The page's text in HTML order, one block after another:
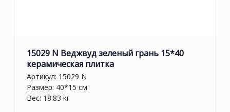
15029 N Веджвуд зеленый грань 15*40
керамическая плитка
Артикул: 15029 N
Размер: 40*15 см
Вес: 18.83 кг